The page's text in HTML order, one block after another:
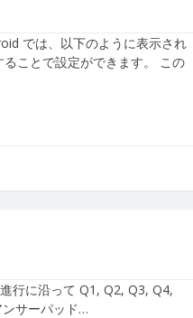
では、以下のように表示され
ことで設定ができます。 この
行に沿って Q1, Q2, Q3, Q4,
サーパッド…